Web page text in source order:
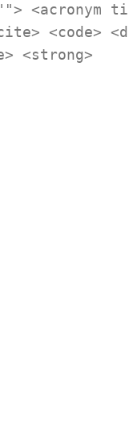
<acronym
<code>
<strong>